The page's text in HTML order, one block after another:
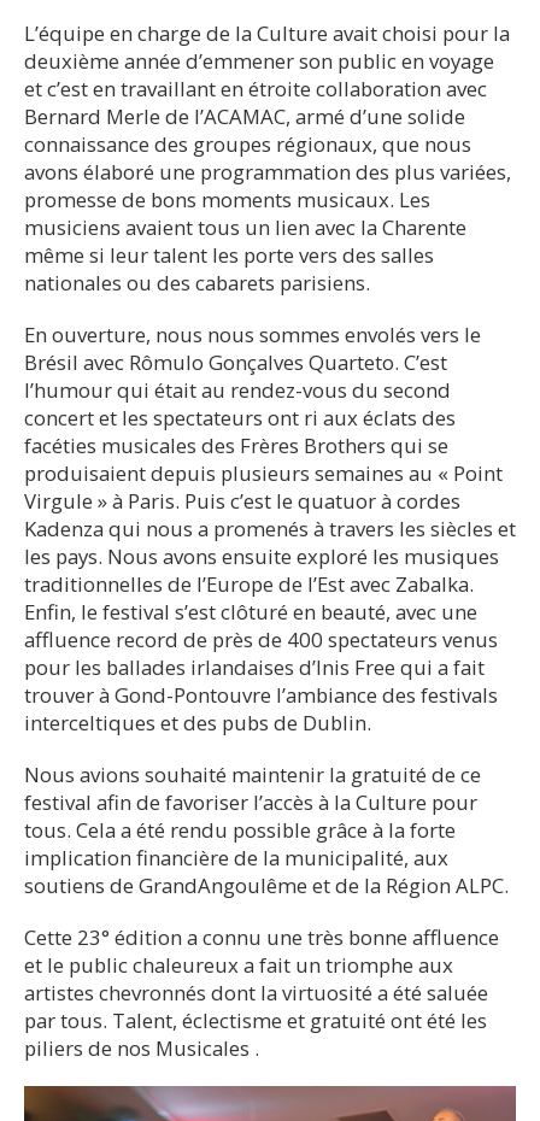
L’équipe en charge de la Culture avait choisi pour la
deuxième année d’emmener son public en voyage
et c’est en travaillant en étroite collaboration avec
Bernard Merle de l’ACAMAC, armé d’une solide
connaissance des groupes régionaux, que nous
avons élaboré une programmation des plus variées,
promesse de bons moments musicaux. Les
musiciens avaient tous un lien avec la Charente
même si leur talent les porte vers des salles
nationales ou des cabarets parisiens.
En ouverture, nous nous sommes envolés vers le
Brésil avec Rômulo Gonçalves Quarteto. C’est
l’humour qui était au rendez-vous du second
concert et les spectateurs ont ri aux éclats des
facéties musicales des Frères Brothers qui se
produisaient depuis plusieurs semaines au « Point
Virgule » à Paris. Puis c’est le quatuor à cordes
Kadenza qui nous a promenés à travers les siècles et
les pays. Nous avons ensuite exploré les musiques
traditionnelles de l’Europe de l’Est avec Zabalka.
Enfin, le festival s’est clôturé en beauté, avec une
affluence record de près de 400 spectateurs venus
pour les ballades irlandaises d’Inis Free qui a fait
trouver à Gond-Pontouvre l’ambiance des festivals
interceltiques et des pubs de Dublin.
Nous avions souhaité maintenir la gratuité de ce
festival afin de favoriser l’accès à la Culture pour
tous. Cela a été rendu possible grâce à la forte
implication financière de la municipalité, aux
soutiens de GrandAngoulême et de la Région ALPC.
Cette 23° édition a connu une très bonne affluence
et le public chaleureux a fait un triomphe aux
artistes chevronnés dont la virtuosité a été saluée
par tous. Talent, éclectisme et gratuité ont été les
piliers de nos Musicales .